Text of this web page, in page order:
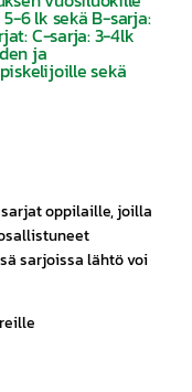
6 lk sekä B-sarja:
C-sarja: 3-4lk
ja
sekä
oppilaille, joilla
sarjoissa lähtö voi